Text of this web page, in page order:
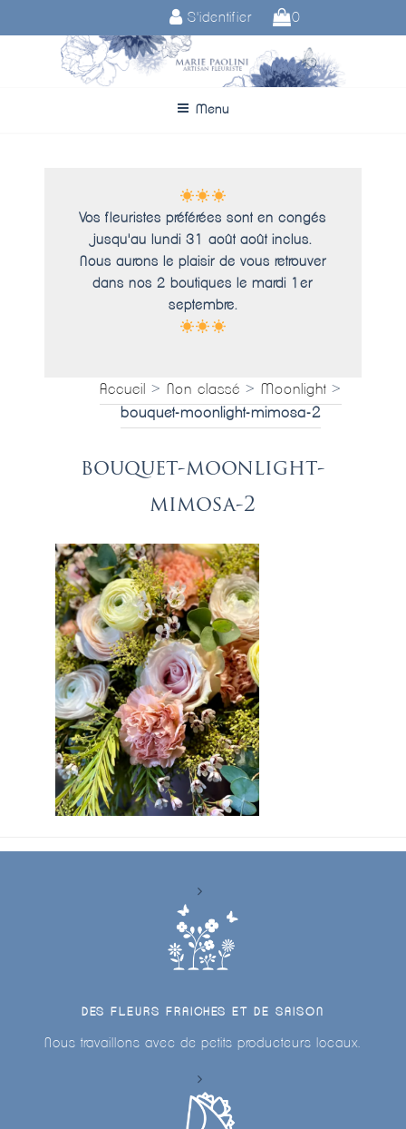
S'identifier 0
Menu
Vos fleuristes préférées sont en congés
jusqu'au lundi 31 août août inclus.
Nous aurons le plaisir de vous retrouver
dans nos 2 boutiques le mardi 1er
septembre.
Accueil >Non classé >Moonlight >
bouquet-moonlight-mimosa-2
bouquet-moonlight-
mimosa-2
DES FLEURS FRAICHES ET DE SAISON
Nous travaillons avec de petits producteurs locaux.